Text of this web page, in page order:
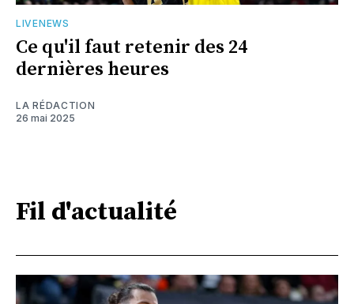
LIVENEWS
Ce qu'il faut retenir des 24
dernières heures
LA RÉDACTION
26 mai 2025
Fil d'actualité